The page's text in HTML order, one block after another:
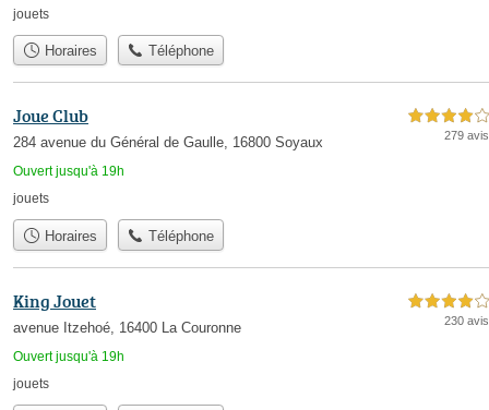
jouets
Horaires Téléphone
Joue Club
284 avenue du Général de Gaulle, 16800 Soyaux
Ouvert jusqu'à 19h
4,0 étoiles sur 5
279 avis
jouets
Horaires Téléphone
King Jouet
avenue Itzehoé, 16400 La Couronne
Ouvert jusqu'à 19h
4,0 étoiles sur 5
230 avis
jouets